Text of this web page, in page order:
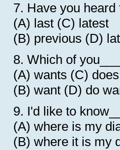
7. Have you
(A) last (C) latest
(B) previous (D)
8. Which of
(A) wants (C)
(B) want (D) do
9. I'd like to
(A) where is my
(B) where it is my